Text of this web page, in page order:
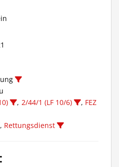
, 2/44/1 (LF 10/6) , FEZ
, Rettungsdienst